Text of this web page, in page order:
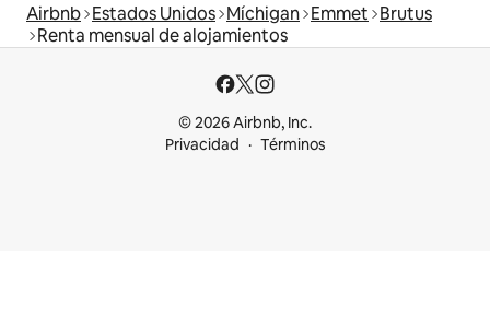
Airbnb Estados Unidos Míchigan Emmet Brutus
Renta mensual de alojamientos
© 2026 Airbnb, Inc.
Privacidad
Términos